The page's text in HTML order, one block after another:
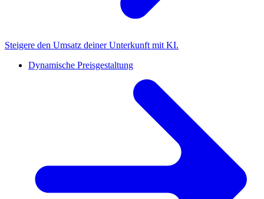
Steigere den Umsatz deiner Unterkunft mit KI.
Dynamische Preisgestaltung